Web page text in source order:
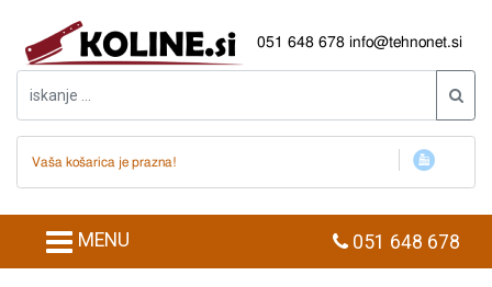
051 648 678 info@tehnonet.si
Vaša košarica je prazna!
MENU 051 648 678